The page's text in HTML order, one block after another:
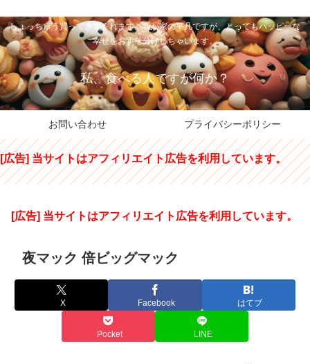
しょっちゅう買ってきてくれます。我が家の平凡ですが、とってもハッピーな
幸せをおすそ分けしちゃいます。
私、食べる人ですが何か？
お問い合わせ プライバシーポリシー
[広告] 当サイトはアフィリエイト広告を利用しています。
[広告] 当サイトはアフィリエイト広告を利用しています。
夜マック 倍ビッグマック
X Facebook はてブ
Pocket LINE